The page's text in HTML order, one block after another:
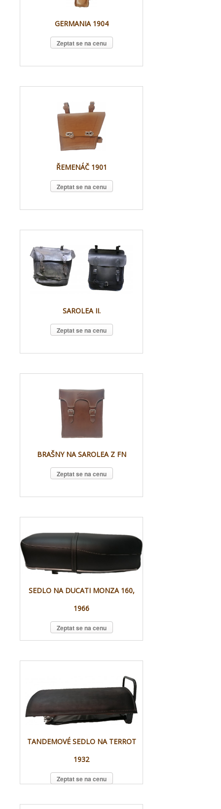
GERMANIA 1904
Zeptat se na cenu
ŘEMENÁČ 1901
Zeptat se na cenu
SAROLEA II.
Zeptat se na cenu
BRAŠNY NA SAROLEA Z FN
Zeptat se na cenu
SEDLO NA DUCATI MONZA 160,
1966
Zeptat se na cenu
TANDEMOVÉ SEDLO NA TERROT
1932
Zeptat se na cenu